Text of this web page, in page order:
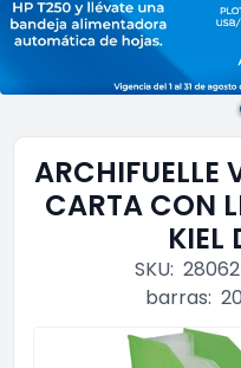
ARCHIFUELLE
CARTA CON
KIEL
SKU:
barras: